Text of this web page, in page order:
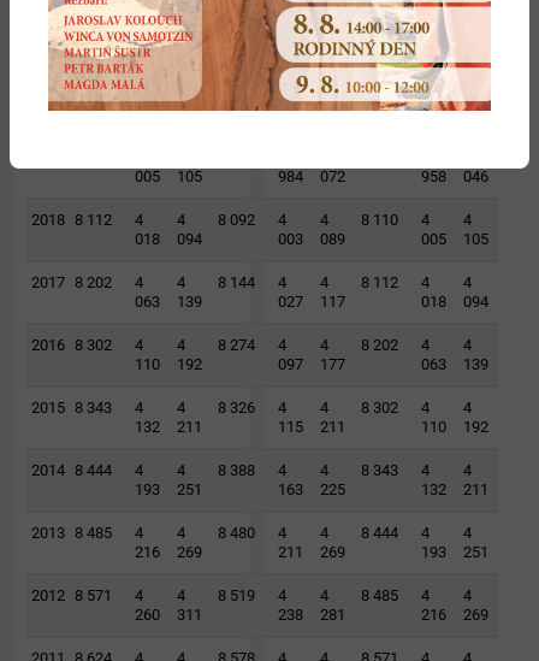
2021 7 890
3
907
3
983
7 843
879
3
964
7 835
3
871
2020 8 004
3
958
4
046
8 002
3
957
4
045
7 982
3
938
044
005
105
984
072
958
046
2018 8 112
4
018
4
094
8 092
4
003
4
089
8 110
4
005
4
105
2017 8 202
4
063
4
139
8 144
4
027
4
117
8 112
4
018
4
094
2016 8 302
4
110
4
192
8 274
4
097
4
177
8 202
4
063
4
139
2015 8 343
4
132
4
211
8 326
4
115
4
211
8 302
4
110
4
192
2014 8 444
4
193
4
251
8 388
4
163
4
225
8 343
4
132
4
211
2013 8 485
4
216
4
269
8 480
4
211
4
269
8 444
4
193
4
251
2012 8 571
4
260
4
311
8 519
4
238
4
281
8 485
4
216
4
269